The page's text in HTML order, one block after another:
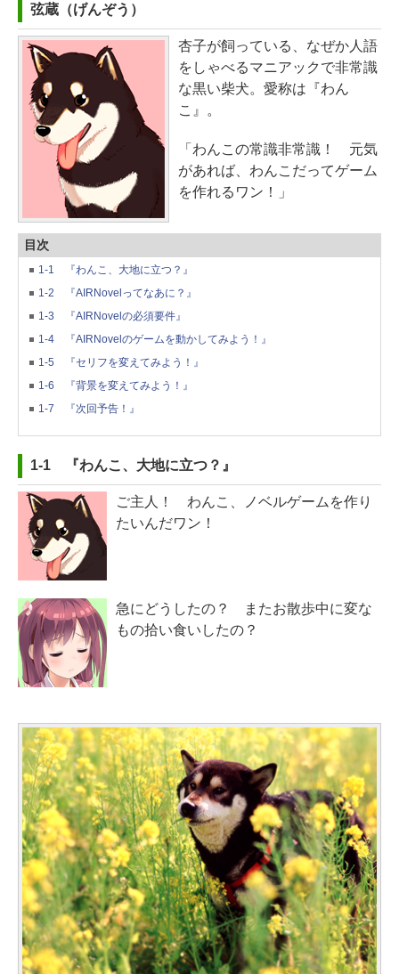
弦蔵（げんぞう）
杏子が飼っている、なぜか人語
をしゃべるマニアックで非常識
な黒い柴犬。愛称は『わん
こ』。
「わんこの常識非常識！ 元気
があれば、わんこだってゲーム
を作れるワン！」
目次
1-1 『わんこ、大地に立つ？』
1-2 『AIRNovelってなあに？』
1-3 『AIRNovelの必須要件』
1-4 『AIRNovelのゲームを動かしてみよう！』
1-5 『セリフを変えてみよう！』
1-6 『背景を変えてみよう！』
1-7 『次回予告！』
1-1 『わんこ、大地に立つ？』
ご主人！ わんこ、ノベルゲームを作り
たいんだワン！
急にどうしたの？ またお散歩中に変な
もの拾い食いしたの？